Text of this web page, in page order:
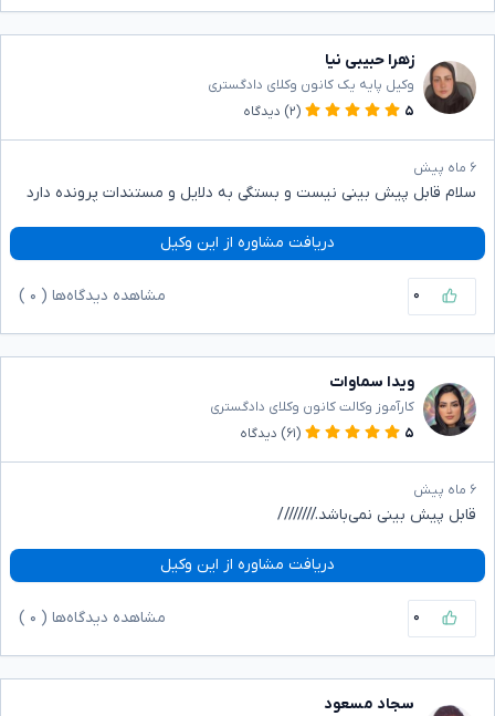
زهرا حبیبی نیا
وکیل پایه یک کانون وکلای دادگستری
۵
(۲) دیدگاه
۶ ماه پیش
سلام قابل پیش بینی نیست و بستگی به دلایل و مستندات پرونده دارد
دریافت مشاوره از این وکیل
۰ مشاهده دیدگاه‌ها ( ۰
ویدا سماوات
کارآموز وکالت کانون وکلای دادگستری
۵
(۶۱) دیدگاه
۶ ماه پیش
قابل پیش بینی نمی‌باشد.////////
دریافت مشاوره از این وکیل
۰ مشاهده دیدگاه‌ها ( ۰
سجاد مسعود